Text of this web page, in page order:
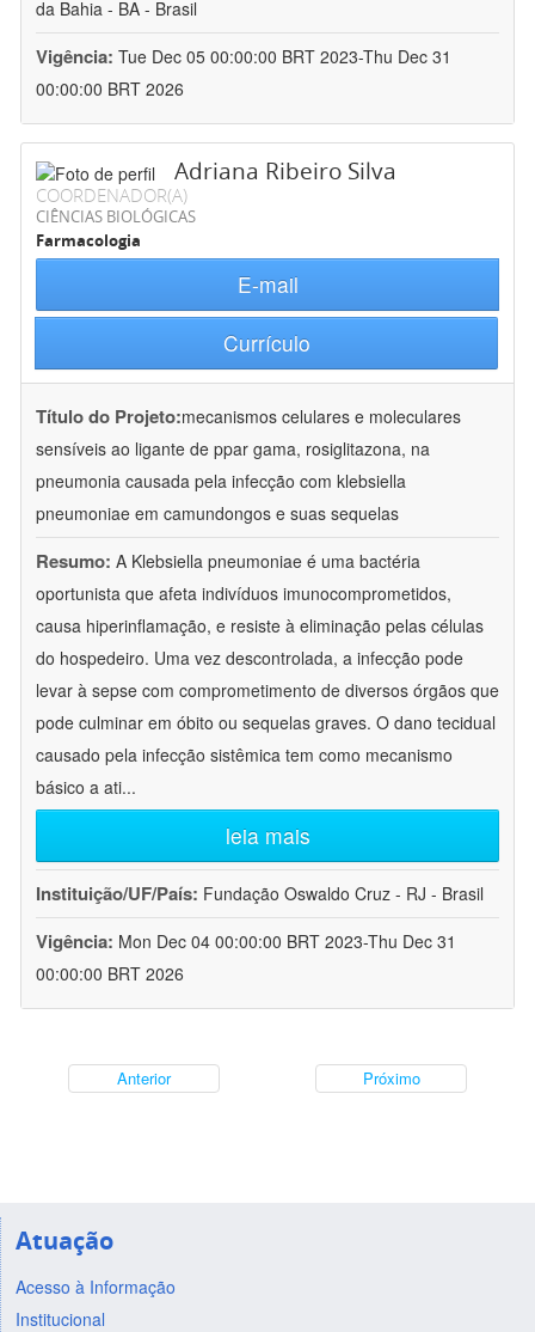
da Bahia - BA - Brasil
Vigência: Tue Dec 05 00:00:00 BRT 2023-Thu Dec 31
00:00:00 BRT 2026
Adriana Ribeiro Silva
COORDENADOR(A)
CIÊNCIAS BIOLÓGICAS
Farmacologia
E-mail
Currículo
Título do Projeto:mecanismos celulares e moleculares
sensíveis ao ligante de ppar gama, rosiglitazona, na
pneumonia causada pela infecção com klebsiella
pneumoniae em camundongos e suas sequelas
Resumo: A Klebsiella pneumoniae é uma bactéria
oportunista que afeta indivíduos imunocomprometidos,
causa hiperinflamação, e resiste à eliminação pelas células
do hospedeiro. Uma vez descontrolada, a infecção pode
levar à sepse com comprometimento de diversos órgãos que
pode culminar em óbito ou sequelas graves. O dano tecidual
causado pela infecção sistêmica tem como mecanismo
básico a ati...
leia mais
Instituição/UF/País: Fundação Oswaldo Cruz - RJ - Brasil
Vigência: Mon Dec 04 00:00:00 BRT 2023-Thu Dec 31
00:00:00 BRT 2026
Anterior Próximo
Atuação
Acesso à Informação
Institucional